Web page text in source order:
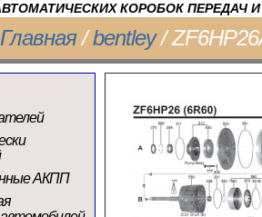
КОРОБОК ПЕРЕДАЧ
Главная/bentley/
АКПП